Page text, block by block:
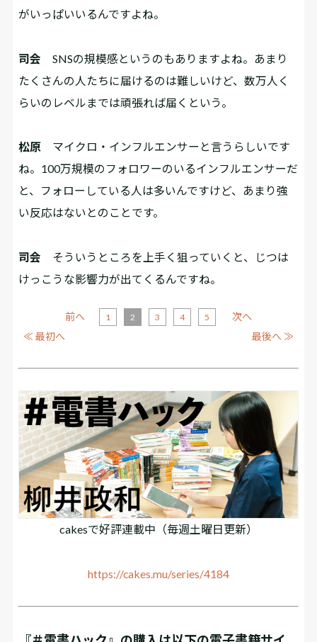
がいっぱいいるんですよね。
司会 SNSの規模感というのもありますよね。あまり
たくさんの人たちに届けるのは難しいけど、数万人く
らいのレベルまでは頑張れば届くという。
松原 マイクロ・インフルエンサーと言うらしいです
ね。100万規模のフォロワーのいるインフルエンサーだ
と、フォローしている人は多いんですけど、あまり強
い反応はないとのことです。
司会 そういうところを上手く狙っていくと、じつは
けっこうな影響力が出てくるんですね。
≪ 最初へ
前へ 1 2 3 4 5
次へ
最後へ ≫
cakesで好評連載中（毎週土曜日更新）
https://cakes.mu/series/4184